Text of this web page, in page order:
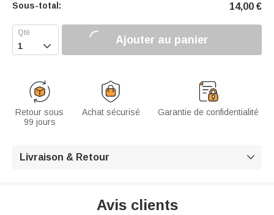
Sous-total: 14,00 €
 Ajouter au panier
Retour sous
99 jours
Achat sécurisé Garantie de confidentialité
Livraison & Retour 
Avis clients